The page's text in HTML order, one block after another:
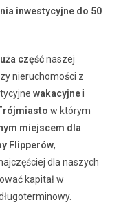
inwestycyjne do 50
częśćnaszej
nieruchomości z
wakacyjnei
w którym
miejscem dla
Flipperów,
dla naszych
kapitał w